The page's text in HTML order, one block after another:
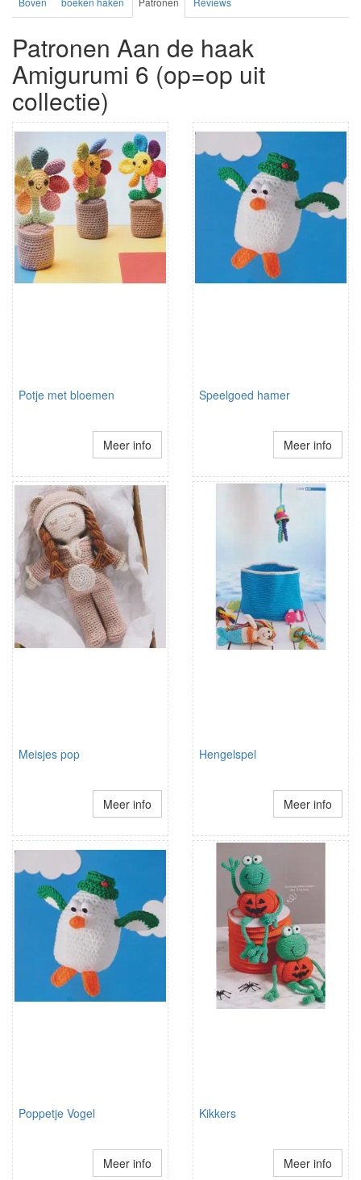
Patronen Aan de haak
Amigurumi 6 (op=op uit
collectie)
Potje met bloemen
Meer info
Speelgoed hamer
Meer info
Meisjes pop
Meer info
Hengelspel
Meer info
Poppetje Vogel
Meer info
Kikkers
Meer info